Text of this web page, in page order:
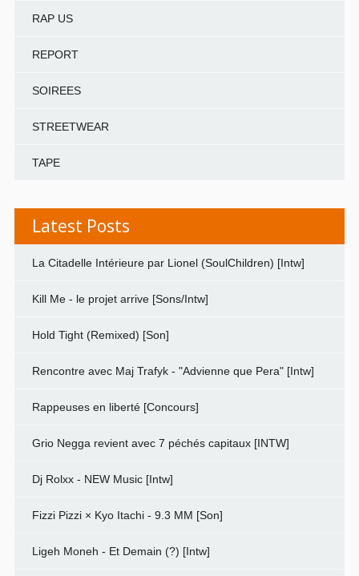
RAP US
REPORT
SOIREES
STREETWEAR
TAPE
Latest Posts
La Citadelle Intérieure par Lionel (SoulChildren) [Intw]
Kill Me - le projet arrive [Sons/Intw]
Hold Tight (Remixed) [Son]
Rencontre avec Maj Trafyk - "Advienne que Pera" [Intw]
Rappeuses en liberté [Concours]
Grio Negga revient avec 7 péchés capitaux [INTW]
Dj Rolxx - NEW Music [Intw]
Fizzi Pizzi × Kyo Itachi - 9.3 MM [Son]
Ligeh Moneh - Et Demain (?) [Intw]